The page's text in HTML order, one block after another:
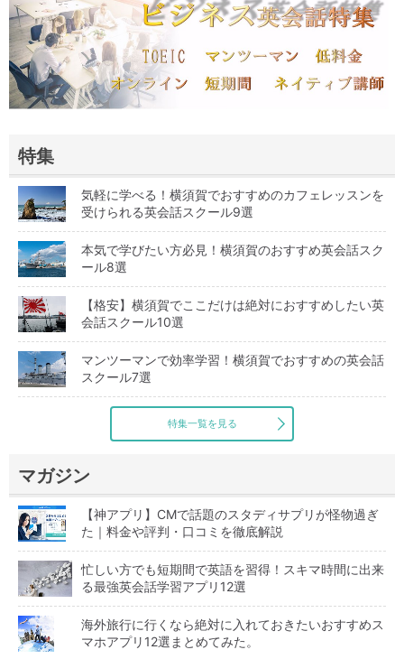
特集
気軽に学べる！横須賀でおすすめのカフェレッスンを
受けられる英会話スクール9選
本気で学びたい方必見！横須賀のおすすめ英会話スク
ール8選
【格安】横須賀でここだけは絶対におすすめしたい英
会話スクール10選
マンツーマンで効率学習！横須賀でおすすめの英会話
スクール7選
特集一覧を見る
マガジン
【神アプリ】CMで話題のスタディサプリが怪物過ぎ
た｜料金や評判・口コミを徹底解説
忙しい方でも短期間で英語を習得！スキマ時間に出来
る最強英会話学習アプリ12選
海外旅行に行くなら絶対に入れておきたいおすすめス
マホアプリ12選まとめてみた。